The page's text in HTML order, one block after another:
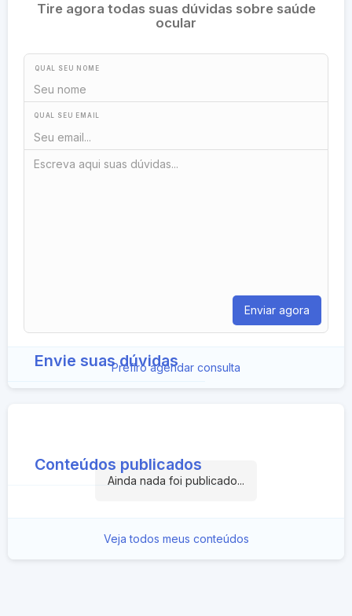
Prefiro agendar consulta
Tire agora todas suas dúvidas sobre saúde
ocular
QUAL SEU EMAIL
QUAL SEU NOME
Envie suas dúvidas
Conteúdos publicados
Ainda nada foi publicado...
Veja todos meus conteúdos